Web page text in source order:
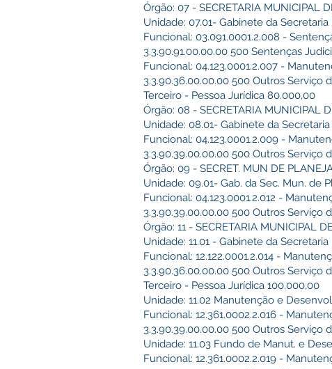
Órgão: 07 - SECRETARIA MUNICIPAL
Unidade: 07.01- Gabinete da
Funcional: 03.091.0001.2.008 -
3.3.90.91.00.00.00 500 Sentenças
Funcional: 04.123.0001.2.007 -
3.3.90.36.00.00.00 500 Outros Serviço
Terceiro - Pessoa Jurídica 80.000,00
Órgão: 08 - SECRETARIA MUNICIPAL
Unidade: 08.01- Gabinete da
Funcional: 04.123.0001.2.009 -
3.3.90.39.00.00.00 500 Outros Serviço
Órgão: 09 - SECRET. MUN DE
Unidade: 09.01- Gab. da Sec. Mun. de
Funcional: 04.123.0001.2.012 -
3.3.90.39.00.00.00 500 Outros Serviço
Órgão: 11 - SECRETARIA MUNICIPAL
Unidade: 11.01 - Gabinete da
Funcional: 12.122.0001.2.014 -
3.3.90.36.00.00.00 500 Outros Serviço
Terceiro - Pessoa Jurídica 100.000,00
Unidade: 11.02 Manutenção e
Funcional: 12.361.0002.2.016 -
3.3.90.39.00.00.00 500 Outros Serviço
Unidade: 11.03 Fundo de Manut. e
Funcional: 12.361.0002.2.019 -